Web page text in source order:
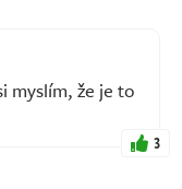
myslím, že je to
3